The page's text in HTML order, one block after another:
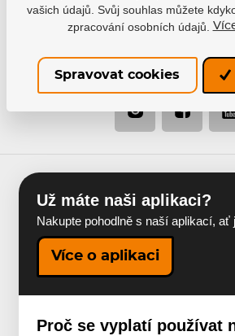
+420 733 132 833
Už máte naši aplikaci?
Nakupte pohodlně s naší aplikací, ať
Více o aplikaci
Proč se vyplatí používat
vašich údajů. Svůj souhlas můžete
zpracování osobních údajů.
Spravovat cookies